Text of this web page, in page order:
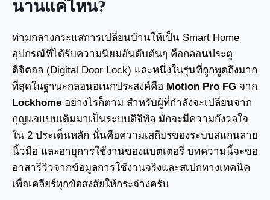
นานแค่ไหน?
ท่ามกลางกระแสการเปลี่ยนบ้านให้เป็น Smart Home
อุปกรณ์ที่ได้รับความนิยมอันดับต้นๆ คือกลอนประตู
ดิจิตอล (Digital Door Lock) และหนึ่งในรุ่นที่ถูกพูดถึงมาก
ที่สุดในฐานะกลอนอเนกประสงค์คือ Motion Pro FG จาก
Lockhome อย่างไรก็ตาม สำหรับผู้ที่กำลังจะเปลี่ยนจาก
กุญแจแบบเดิมมาเป็นระบบดิจิทัล มักจะมีความกังวลใจ
ใน 2 ประเด็นหลัก นั่นคือความเสถียรของระบบสแกนลาย
นิ้วมือ และอายุการใช้งานของแบตเตอรี่ บทความนี้จะขอ
อาสารีวิวจากข้อมูลการใช้งานจริงและสเปกทางเทคนิค
เพื่อเคลียร์ทุกข้อสงสัยให้กระจ่างครับ